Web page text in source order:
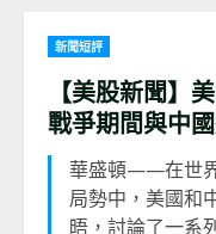
新聞短評
【美股新聞】
戰爭期間與中
華盛頓——在世
局勢中，美國和
晤，討論了一系